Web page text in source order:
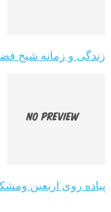
زندگی و زمانه شیخ
پیاده روی اربعین